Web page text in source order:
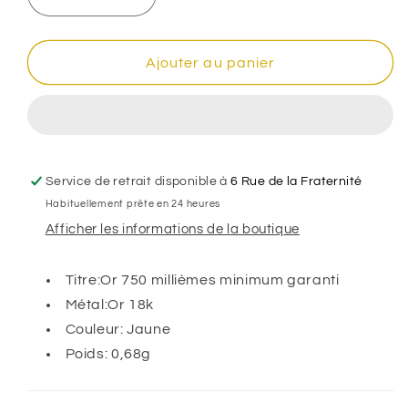
la
quantité
Pendentif
18k
la
quantité
de
Pendentif
18k
Ajouter au panier
Service de retrait disponible à6 Rue de la Fraternité
Habituellement prête en 24 heures
Afficher les informations de la boutique
Titre:Or 750 millièmes minimum garanti
Métal:Or 18k
Couleur: Jaune
Poids: 0,68g